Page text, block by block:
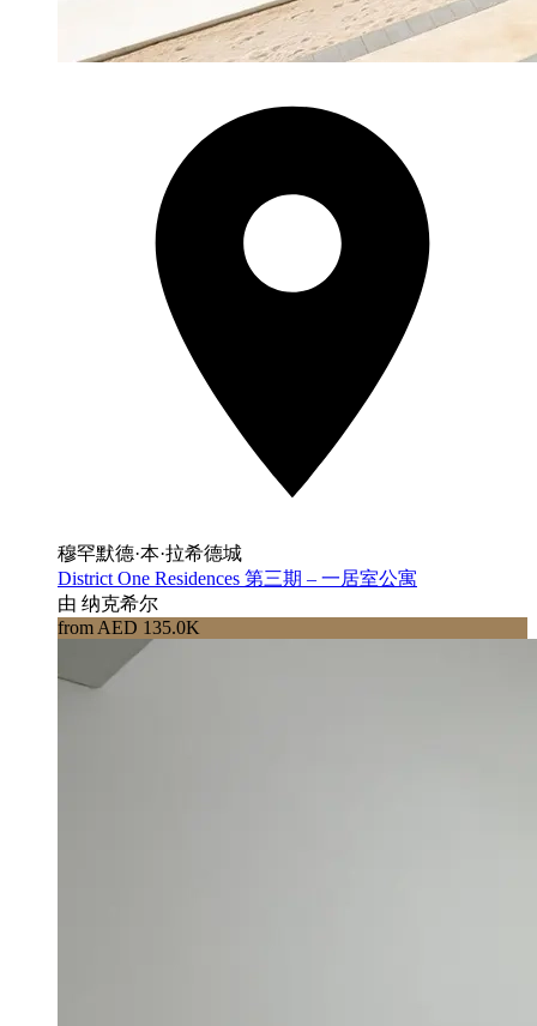
穆罕默德·本·拉希德城
District One Residences 第三期 – 一居室公寓
由 纳克希尔
from AED 135.0K